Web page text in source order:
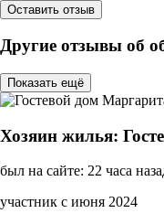
Оставить отзыв
Другие отзывы об
Показать ещё
Хозяин жилья:
был на сайте: 22 часа
участник с июня 2024